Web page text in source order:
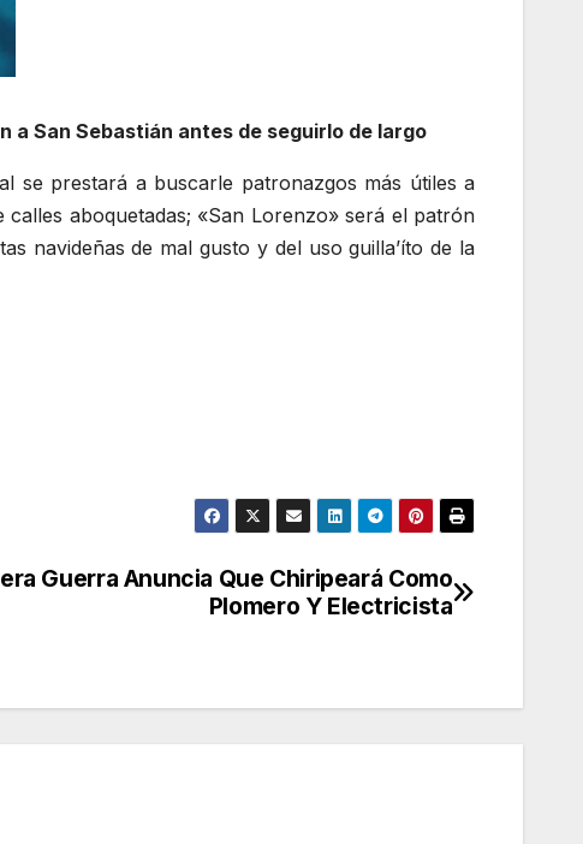
a San Sebastián antes de seguirlo de largo
se prestará a buscarle patronazgos más útiles a
aboquetadas; «San Lorenzo» será el patrón
navideñas de mal gusto y del uso guilla’íto de la
Guerra Anuncia Que Chiripeará Como
Plomero Y Electricista